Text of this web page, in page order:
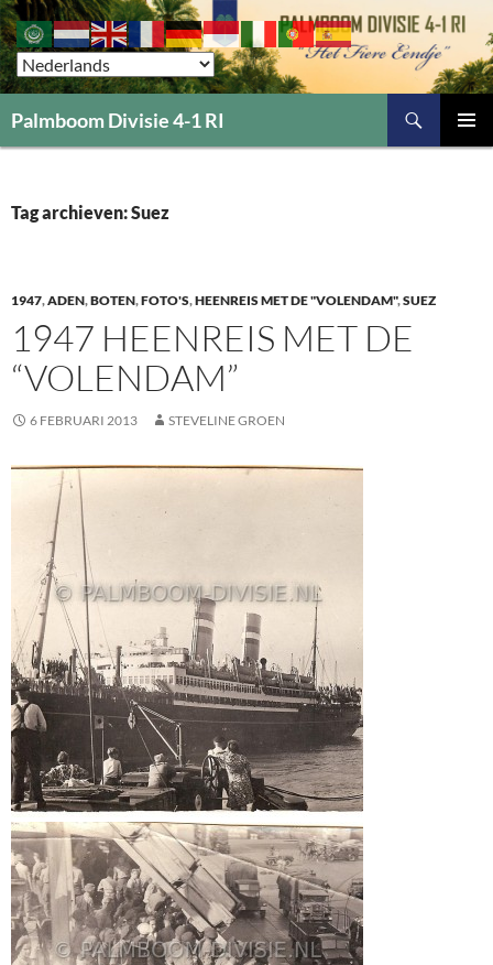
Palmboom Divisie 4-1 RI
INHOUD
Tag archieven: Suez
1947,ADEN,BOTEN,FOTO'S,HEENREIS MET DE "VOLENDAM",SUEZ
1947 HEENREIS MET DE
“VOLENDAM”
6 FEBRUARI 2013 STEVELINE GROEN